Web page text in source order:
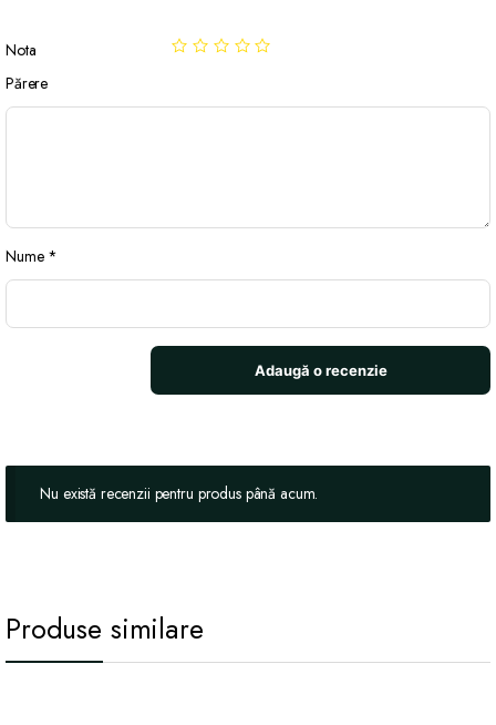
Nota
Părere
Nume *
Nu există recenzii pentru produs până acum.
Produse similare